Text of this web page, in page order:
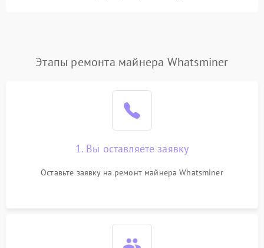
Этапы ремонта майнера Whatsminer
1. Вы оставляете заявку
Оставьте заявку на ремонт майнера Whatsminer